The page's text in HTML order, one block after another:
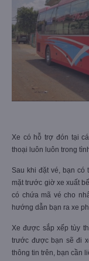
Xe có hỗ trợ đón tại
thoại luôn luôn trong
Sau khi đặt vé, bạn có
mặt trước giờ xe xuất
có chứa mã vé cho
hướng dẫn bạn ra xe
Xe được sắp xếp tùy
trước được bạn sẽ đi
thông tin trên, bạn cần